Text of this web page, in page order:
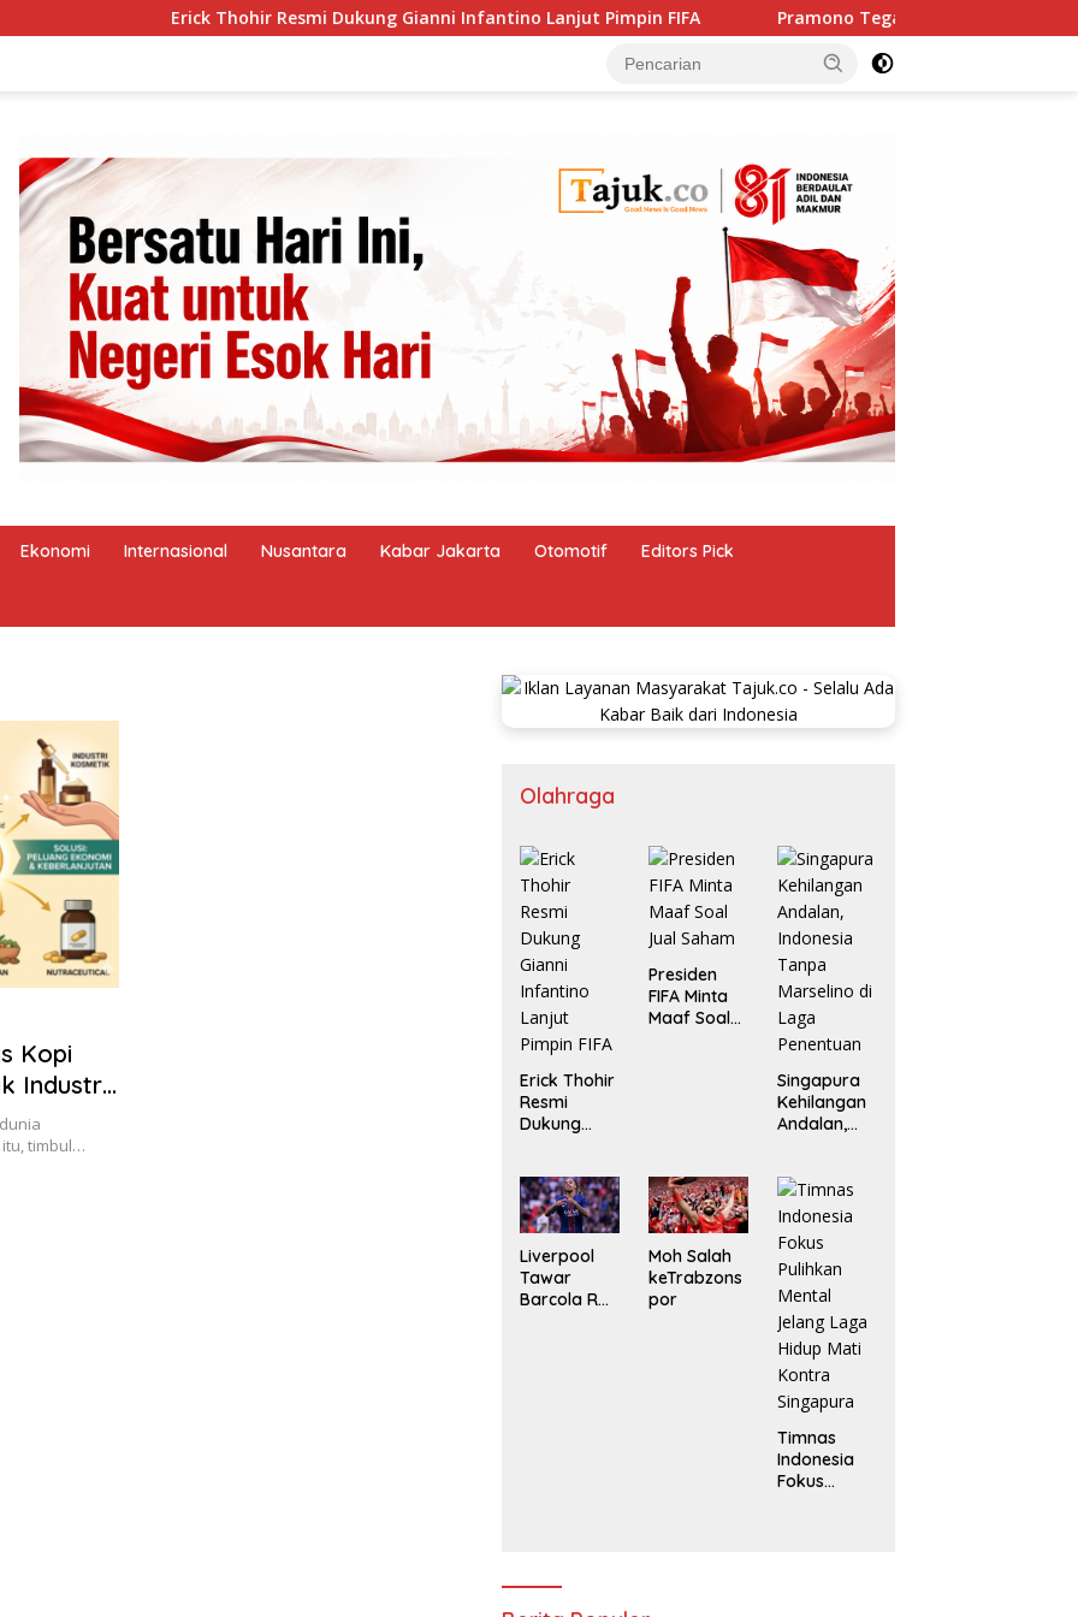
Erick Thohir Resmi Dukung Gianni Infantino Lanjut Pimpin FIFA Pramono Tegaskan Solidaritas Jakarta
Ekonomi Internasional Nusantara Kabar Jakarta Otomotif Editors Pick
Kopi
Industri
timbul…
Olahraga
Erick Thohir
Resmi
Dukung
Lanjut
Pimpin FIFA
Presiden
FIFA Minta
Maaf Soal
Singapura
Kehilangan
Andalan,
Marselino di
Laga
Penentuan
Liverpool
Tawar
Barcola Rp
Moh Salah
keTrabzons
por
Timnas
Indonesia
Fokus